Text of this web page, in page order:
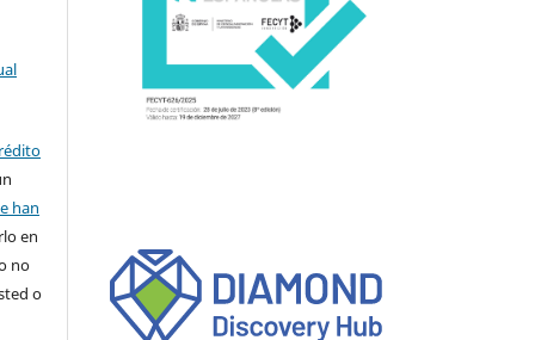
han
en
no
o